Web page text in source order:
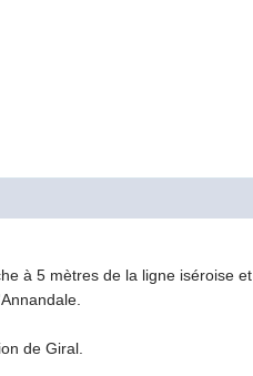
à 5 mètres de la ligne iséroise
de Giral.